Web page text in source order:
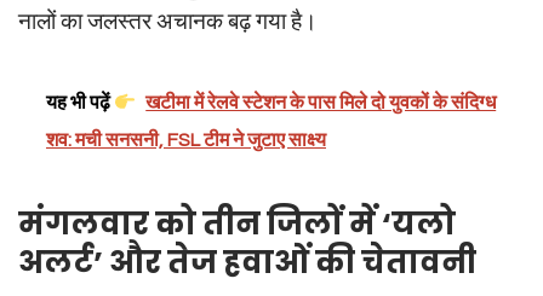
नालों का जलस्तर अचानक बढ़ गया है।
यह भी पढ़ें
खटीमा में रेलवे स्टेशन के पास मिले दो युवकों के संदिग्ध
शव: मची सनसनी, FSL टीम ने जुटाए साक्ष्य
मंगलवार को तीन जिलों में ‘यलो
अलर्ट’ और तेज हवाओं की चेतावनी